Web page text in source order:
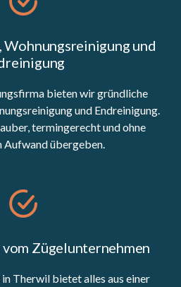
Wohnungsreinigung und
bieten wir gründliche
und Endreinigung.
termingerecht und ohne
Aufwand übergeben.
Zügelunternehmen
Therwil bietet alles aus einer